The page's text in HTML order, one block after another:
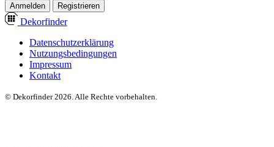
Anmelden Registrieren
Dekorfinder
Datenschutzerklärung
Nutzungsbedingungen
Impressum
Kontakt
© Dekorfinder 2026. Alle Rechte vorbehalten.